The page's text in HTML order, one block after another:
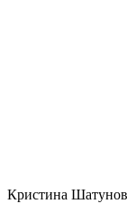
Кристина